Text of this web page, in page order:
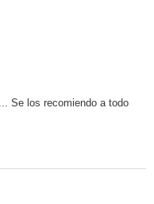
Se los recomiendo a todo